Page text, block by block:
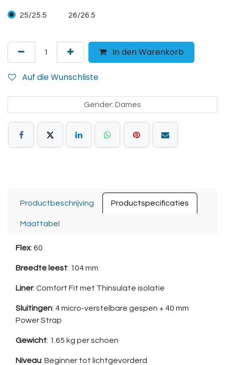
25/25.5 26/26.5
In den Warenkorb
Auf die Wunschliste
Gender: Dames
Productbeschrijving Productspecificaties
Maattabel
Flex: 60
Breedte leest: 104 mm
Liner: Comfort Fit met Thinsulate isolatie
Sluitingen: 4 micro-verstelbare gespen + 40 mm
Power Strap
Gewicht: 1.65 kg per schoen
Niveau: Beginner tot lichtgevorderd